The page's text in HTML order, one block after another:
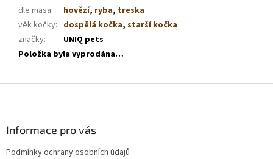
dle masa: hovězí, ryba, treska
věk kočky: dospělá kočka, starší kočka
značky:
UNIQ pets
Položka byla vyprodána…
Informace pro vás
Podmínky ochrany osobních údajů